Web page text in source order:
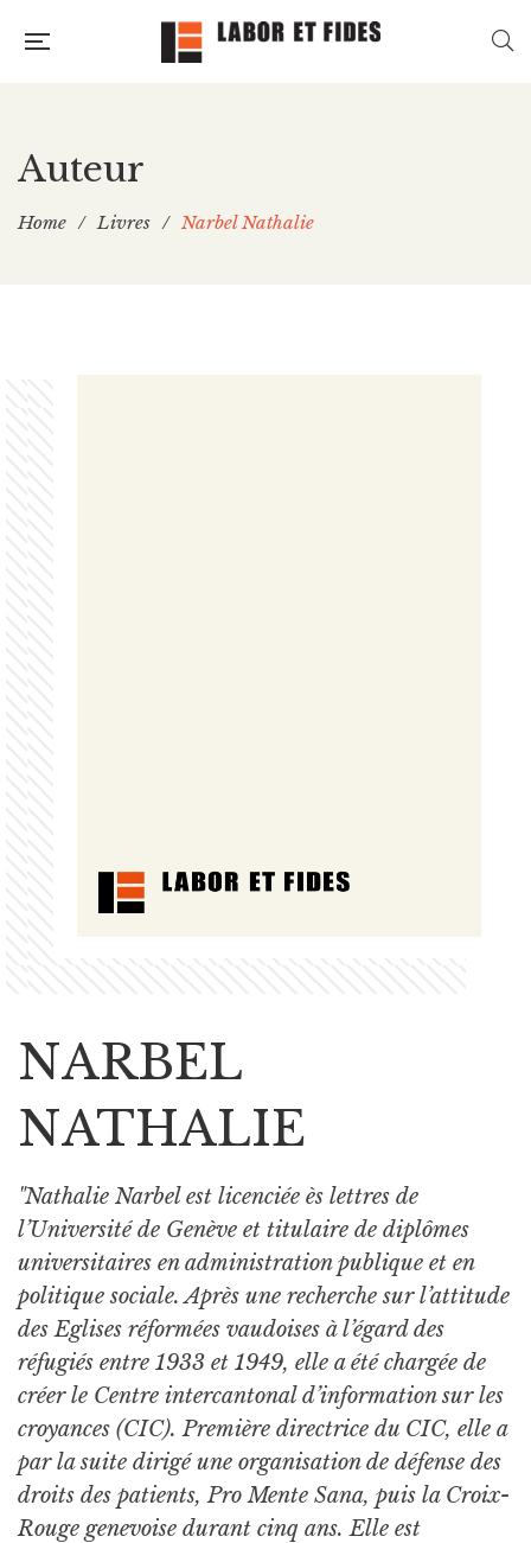
Auteur
Home / Livres / Narbel Nathalie
NARBEL
NATHALIE
"Nathalie Narbel est licenciée ès lettres de
l’Université de Genève et titulaire de diplômes
universitaires en administration publique et en
politique sociale. Après une recherche sur l’attitude
des Eglises réformées vaudoises à l’égard des
réfugiés entre 1933 et 1949, elle a été chargée de
créer le Centre intercantonal d’information sur les
croyances (CIC). Première directrice du CIC, elle a
par la suite dirigé une organisation de défense des
droits des patients, Pro Mente Sana, puis la Croix-
Rouge genevoise durant cinq ans. Elle est